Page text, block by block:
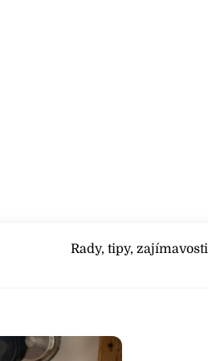
Rady, tipy, zajímavosti